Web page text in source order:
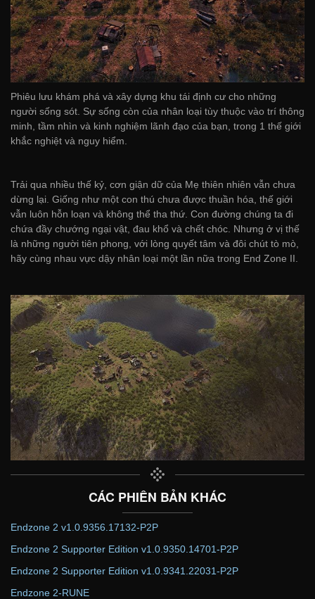
Phiêu lưu khám phá và xây dựng khu tái định cư cho những
người sống sót. Sự sống còn của nhân loại tùy thuộc vào trí thông
minh, tầm nhìn và kinh nghiệm lãnh đạo của bạn, trong 1 thế giới
khắc nghiệt và nguy hiểm.
Trải qua nhiều thế kỷ, cơn giận dữ của Mẹ thiên nhiên vẫn chưa
dừng lại. Giống như một con thú chưa được thuần hóa, thế giới
vẫn luôn hỗn loạn và không thể tha thứ. Con đường chúng ta đi
chứa đầy chướng ngại vật, đau khổ và chết chóc. Nhưng ở vị thế
là những người tiên phong, với lòng quyết tâm và đôi chút tò mò,
hãy cùng nhau vực dậy nhân loại một lần nữa trong End Zone II.
CÁC PHIÊN BẢN KHÁC
Endzone 2 v1.0.9356.17132-P2P
Endzone 2 Supporter Edition v1.0.9350.14701-P2P
Endzone 2 Supporter Edition v1.0.9341.22031-P2P
Endzone 2-RUNE